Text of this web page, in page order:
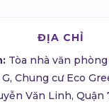
ĐỊA CHỈ
Tòa nhà văn
G, Chung cư Eco
Văn Linh, Quận